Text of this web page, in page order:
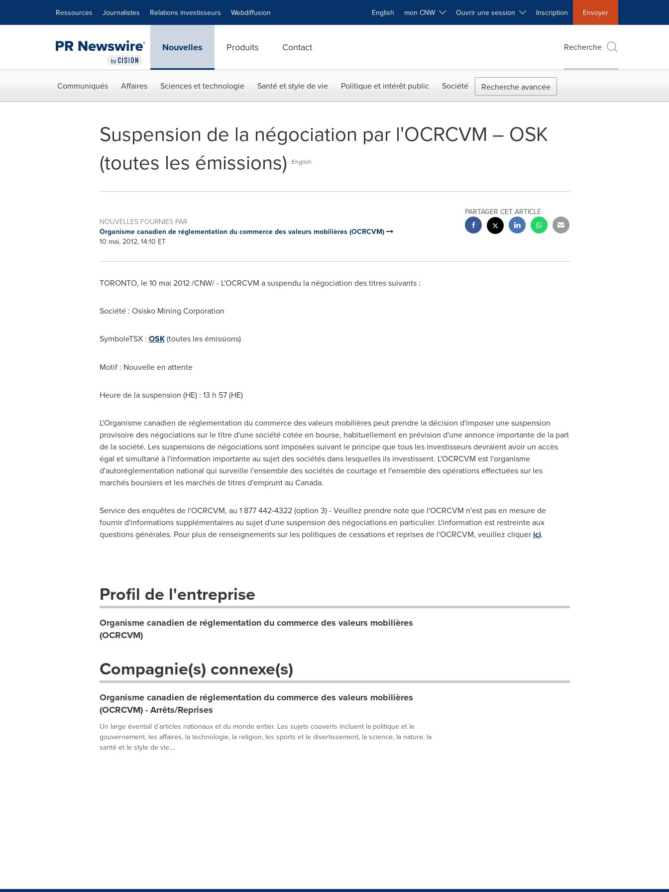
Ressources Journalistes Relations investisseurs Webdiffusion English mon CNW Ouvrir une session Inscription Envoyer
Nouvelles Produits Contact Recherche
Communiqués Affaires Sciences et technologie Santé et style de vie Politique et intérêt public Société Recherche avancée
Suspension de la négociation par l'OCRCVM – OSK
(toutes les émissions)
English
NOUVELLES FOURNIES PAR
Organisme canadien de réglementation du commerce des valeurs mobilières (OCRCVM)
10 mai, 2012, 14:10 ET
PARTAGER CET ARTICLE
TORONTO, le 10 mai 2012 /CNW/ - L'OCRCVM a suspendu la négociation des titres suivants :
Société : Osisko Mining Corporation
SymboleTSX : OSK(toutes les émissions)
Motif : Nouvelle en attente
Heure de la suspension (HE) : 13 h 57 (HE)
L'Organisme canadien de réglementation du commerce des valeurs mobilières peut prendre la décision d'imposer une suspension
provisoire des négociations sur le titre d'une société cotée en bourse, habituellement en prévision d'une annonce importante de la part
de la société. Les suspensions de négociations sont imposées suivant le principe que tous les investisseurs devraient avoir un accès
égal et simultané à l'information importante au sujet des sociétés dans lesquelles ils investissent. L'OCRCVM est l'organisme
d'autoréglementation national qui surveille l'ensemble des sociétés de courtage et l'ensemble des opérations effectuées sur les
marchés boursiers et les marchés de titres d'emprunt au Canada.
Service des enquêtes de l'OCRCVM, au 1 877 442‑4322 (option 3) - Veuillez prendre note que l'OCRCVM n'est pas en mesure de
fournir d'informations supplémentaires au sujet d'une suspension des négociations en particulier. L'information est restreinte aux
questions générales. Pour plus de renseignements sur les politiques de cessations et reprises de l'OCRCVM, veuillez cliquer ici.
Profil de l'entreprise
Organisme canadien de réglementation du commerce des valeurs mobilières
(OCRCVM)
Compagnie(s) connexe(s)
Organisme canadien de réglementation du commerce des valeurs mobilières
(OCRCVM) - Arrêts/Reprises
Un large éventail d´articles nationaux et du monde entier. Les sujets couverts incluent la politique et le
gouvernement, les affaires, la technologie, la religion, les sports et le divertissement, la science, la nature, la
santé et le style de vie....